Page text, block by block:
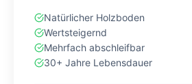
Natürlicher Holzboden
Wertsteigernd
Mehrfach abschleifbar
30+ Jahre Lebensdauer